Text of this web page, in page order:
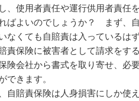
、使用者責任や運行供用者責任
ばよいのでしょうか？ まず、
なくても自賠責は入っているは
責保険に被害者として請求をす
険会社から書式を取り寄せ、必
できます。
自賠責保険は人身損害にしか使